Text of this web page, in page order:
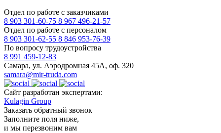
Отдел по работе с заказчиками
8 903 301-60-75 8 967 496-21-57
Отдел по работе с персоналом
8 903 301-62-55 8 846 953-76-39
По вопросу трудоустройства
8 991 459-12-83
Самара, ул. Аэродромная 45А, оф. 320
samara@mir-truda.com
Сайт разработан экспертами:
Kulagin Group
Заказать обратный звонок
Заполните поля ниже,
и мы перезвоним вам